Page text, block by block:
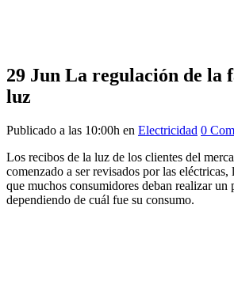
29 Jun La regulación de la
luz
Publicado a las 10:00h en Electricidad 0
Los recibos de la luz de los clientes del
comenzado a ser revisados por las
que muchos consumidores deban realizar un
dependiendo de cuál fue su consumo.